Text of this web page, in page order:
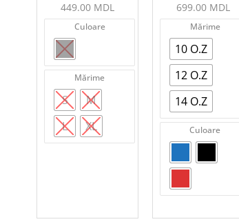
449.00 MDL
Culoare
Mărime
S
M
L
XL
699.00 MDL
Mărime
10 O.Z
12 O.Z
14 O.Z
Culoare